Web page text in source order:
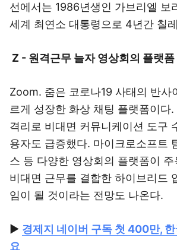
선에서는 1986년생인 가브리엘 보
세계 최연소 대통령으로 4년간 칠
Z - 원격근무 늘자 영상회의 플랫폼
Zoom. 줌은 코로나19 사태의 반사
르게 성장한 화상 채팅 플랫폼이다
격리로 비대면 커뮤니케이션 도구
용자도 급증했다. 마이크로소프트
스 등 다양한 영상회의 플랫폼이 주
비대면 근무를 결합한 하이브리드
임이 될 것이라는 전망도 나온다.
▶ 경제지 네이버 구독 첫 400만, 한
요